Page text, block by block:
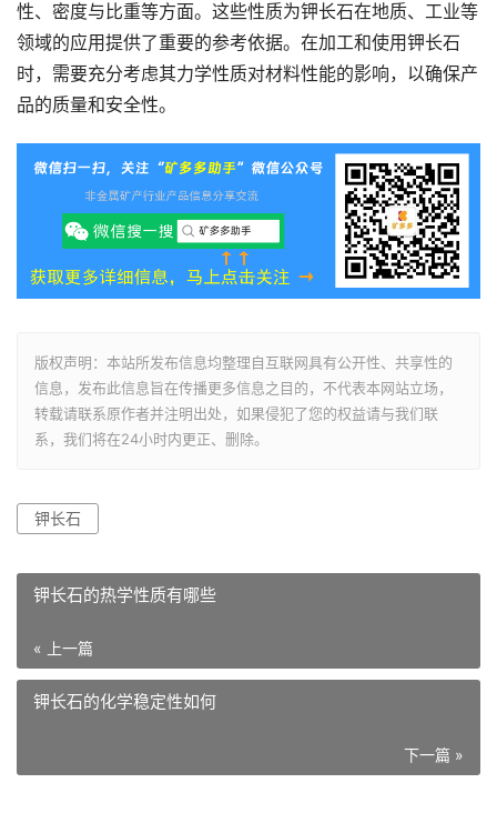
性、密度与比重等方面。这些性质为钾长石在地质、工业等
领域的应用提供了重要的参考依据。在加工和使用钾长石
时，需要充分考虑其力学性质对材料性能的影响，以确保产
品的质量和安全性。
版权声明：本站所发布信息均整理自互联网具有公开性、共享性的
信息，发布此信息旨在传播更多信息之目的，不代表本网站立场，
转载请联系原作者并注明出处，如果侵犯了您的权益请与我们联
系，我们将在24小时内更正、删除。
钾长石
钾长石的热学性质有哪些
« 上一篇
钾长石的化学稳定性如何
下一篇 »